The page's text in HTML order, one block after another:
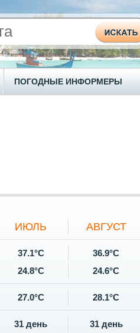
ПОГОДНЫЕ ИНФОРМЕРЫ
ИЮЛЬ АВГУСТ
37.1°C
36.9°C
24.8°C 24.6°C
27.0°C 28.1°C
31 день
31 день